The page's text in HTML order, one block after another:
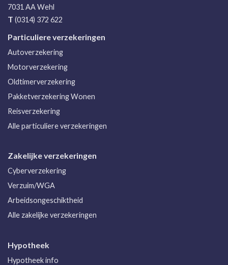
7031 AAWehl
T (0314) 372 622
Particuliere verzekeringen
Autoverzekering
Motorverzekering
Oldtimerverzekering
Pakketverzekering Wonen
Reisverzekering
Alle particuliere verzekeringen
Zakelijke verzekeringen
Cyberverzekering
Verzuim/WGA
Arbeidsongeschiktheid
Alle zakelijke verzekeringen
Hypotheek
Hypotheek info